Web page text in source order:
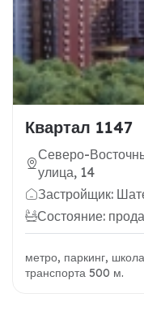
Квартал 1147
Северо-
улица, 14
Застройщик:
Состояние:
метро, паркинг,
транспорта 500 м.